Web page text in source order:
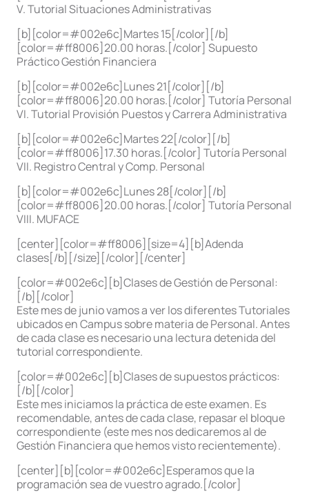
V. Tutorial Situaciones Administrativas
[b][color=#002e6c]Martes 15[/color][/b]
[color=#ff8006]20.00 horas.[/color] Supuesto
Práctico Gestión Financiera
[b][color=#002e6c]Lunes 21[/color][/b]
[color=#ff8006]20.00 horas.[/color] Tutoría Personal
VI. Tutorial Provisión Puestos y Carrera Administrativa
[b][color=#002e6c]Martes 22[/color][/b]
[color=#ff8006]17.30 horas.[/color] Tutoría Personal
VII. Registro Central y Comp. Personal
[b][color=#002e6c]Lunes 28[/color][/b]
[color=#ff8006]20.00 horas.[/color] Tutoría Personal
VIII. MUFACE
[center][color=#ff8006][size=4][b]Adenda
clases[/b][/size][/color][/center]
[color=#002e6c][b]Clases de Gestión de Personal:
[/b][/color]
Este mes de junio vamos a ver los diferentes Tutoriales
ubicados en Campus sobre materia de Personal. Antes
de cada clase es necesario una lectura detenida del
tutorial correspondiente.
[color=#002e6c][b]Clases de supuestos prácticos:
[/b][/color]
Este mes iniciamos la práctica de este examen. Es
recomendable, antes de cada clase, repasar el bloque
correspondiente (este mes nos dedicaremos al de
Gestión Financiera que hemos visto recientemente).
[center][b][color=#002e6c]Esperamos que la
programación sea de vuestro agrado.[/color]